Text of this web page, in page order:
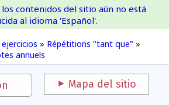
France-IOI
» Répétitions "tant que" »
annuels
contenidos del sitio aún no está
al idioma 'Español'.
Mapa del sitio